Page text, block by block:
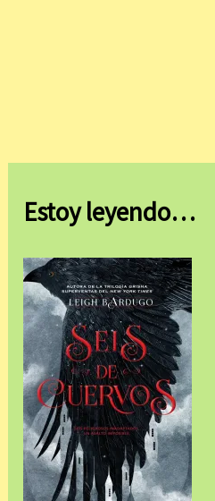
Estoy leyendo…